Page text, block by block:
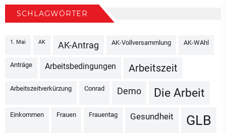
SCHLAGWÖRTER
1. Mai AK AK-Antrag AK-Vollversammlung AK-WAhl
Anträge Arbeitsbedingungen Arbeitszeit
Arbeitszeitverkürzung Conrad Demo Die Arbeit
Einkommen Frauen Frauentag Gesundheit GLB